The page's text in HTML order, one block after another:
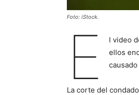
Foto: iStock.
E
l video
ellos
La corte del